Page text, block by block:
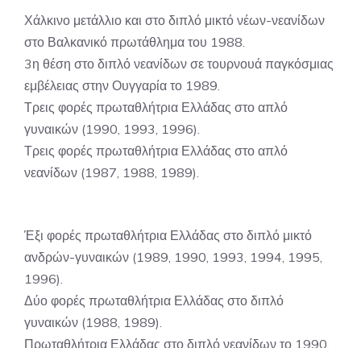
Χάλκινο μετάλλιο και στο διπλό μικτό νέων-νεανίδων
στο Βαλκανικό πρωτάθλημα του 1988.
3η θέση στο διπλό νεανίδων σε τουρνουά παγκόσμιας
εμβέλειας στην Ουγγαρία το 1989.
Τρεις φορές πρωταθλήτρια Ελλάδας στο απλό
γυναικών (1990, 1993, 1996).
Τρεις φορές πρωταθλήτρια Ελλάδας στο απλό
νεανίδων (1987, 1988, 1989).
Έξι φορές πρωταθλήτρια Ελλάδας στο διπλό μικτό
ανδρών-γυναικών (1989, 1990, 1993, 1994, 1995,
1996).
Δύο φορές πρωταθλήτρια Ελλάδας στο διπλό
γυναικών (1988, 1989).
Πρωταθλήτρια Ελλάδας στο διπλό νεανίδων το 1990.